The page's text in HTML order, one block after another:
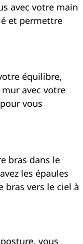
avec votre main
et permettre
équilibre,
avec votre
vous
bras dans le
les épaules
bras vers le ciel à
vous